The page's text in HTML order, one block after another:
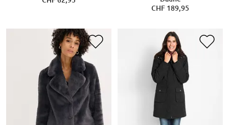
CHF 189,95